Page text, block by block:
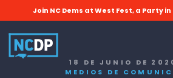
Join NC Dems at West Fest, a Party
18 DE JUNIO DE
MEDIOS DE